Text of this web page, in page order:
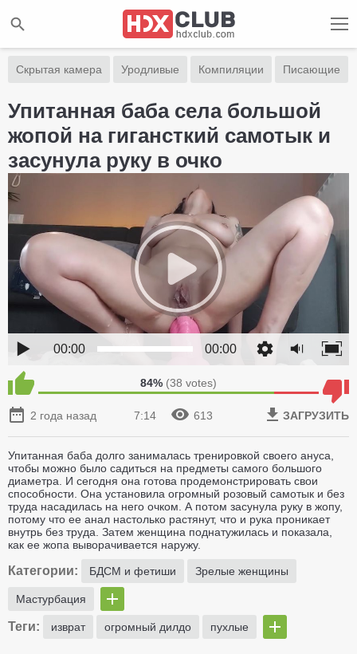
Скрытая камера Уродливые Компиляции Писающие
Упитанная баба села большой
жопой на гигансткий самотык и
засунула руку в очко
00:00 00:00
84% (38 votes)
2 года назад 7:14 613 ЗАГРУЗИТЬ
Упитанная баба долго занималась тренировкой своего ануса,
чтобы можно было садиться на предметы самого большого
диаметра. И сегодня она готова продемонстрировать свои
способности. Она установила огромный розовый самотык и без
труда насадилась на него очком. А потом засунула руку в жопу,
потому что ее анал настолько растянут, что и рука проникает
внутрь без труда. Затем женщина поднатужилась и показала,
как ее жопа выворачивается наружу.
Категории: БДСМ и фетиши Зрелые женщины
Мастурбация
Теги: изврат огромный дилдо пухлые